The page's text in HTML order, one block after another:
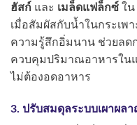
ฮัสก์ และ เมล็ดแฟล็กซ์ ใ
เมื่อสัมผัสกับน้ำในกระเพ
ความรู้สึกอิ่มนาน ช่วยลด
ควบคุมปริมาณอาหารใน
ไม่ต้องอดอาหาร
3. ปรับสมดุลระบบเผาผล